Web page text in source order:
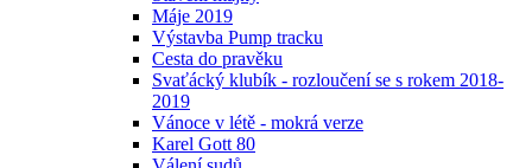
Máje 2019
Výstavba Pump tracku
Cesta do pravěku
Svaťácký klubík - rozloučení se s rokem 2018-
2019
Vánoce v létě - mokrá verze
Karel Gott 80